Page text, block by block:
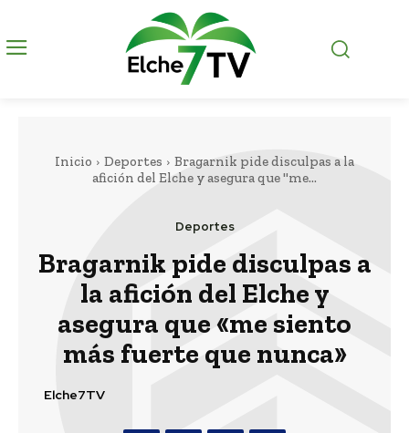
Inicio Deportes
Bragarnik pide disculpas a la
afición del Elche y asegura que "me...
Deportes
Bragarnik pide disculpas a
la afición del Elche y
asegura que «me siento
más fuerte que nunca»
Elche7TV